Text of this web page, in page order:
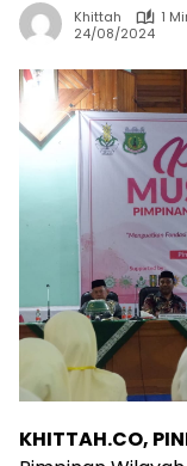
Khittah
1
24/08/2024
KHITTAH.CO,